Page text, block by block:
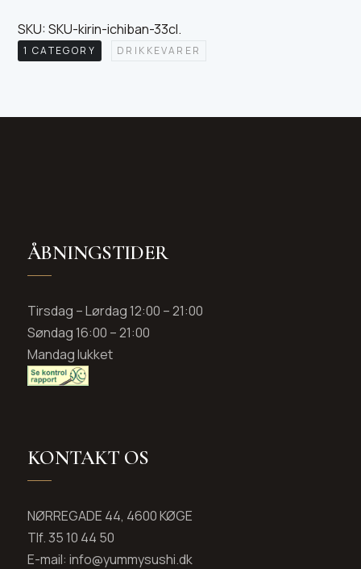
SKU:SKU-kirin-ichiban-33cl.
1 CATEGORY DRIKKEVARER
ÅBNINGSTIDER
Tirsdag – Lørdag 12:00 – 21:00
Søndag 16:00 – 21:00
Mandag lukket
KONTAKT OS
NØRREGADE 44, 4600 KØGE
Tlf. 35 10 44 50
E-mail: info@yummysushi.dk